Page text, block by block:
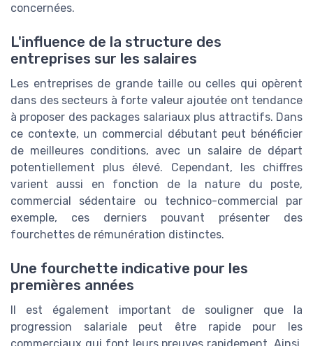
concernées.
L'influence de la structure des
entreprises sur les salaires
Les entreprises de grande taille ou celles qui opèrent
dans des secteurs à forte valeur ajoutée ont tendance
à proposer des packages salariaux plus attractifs. Dans
ce contexte, un commercial débutant peut bénéficier
de meilleures conditions, avec un salaire de départ
potentiellement plus élevé. Cependant, les chiffres
varient aussi en fonction de la nature du poste,
commercial sédentaire ou technico-commercial par
exemple, ces derniers pouvant présenter des
fourchettes de rémunération distinctes.
Une fourchette indicative pour les
premières années
Il est également important de souligner que la
progression salariale peut être rapide pour les